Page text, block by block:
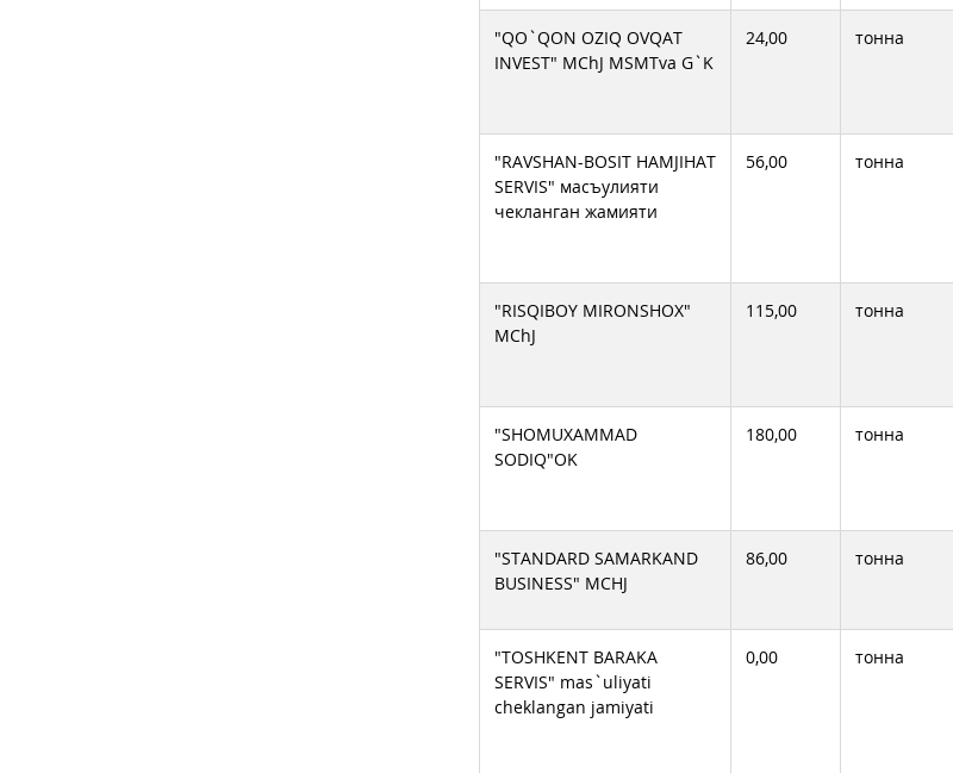
"QO`QON OZIQ OVQAT
INVEST" MChJ MSMTva G`K
24,00 тонна
"RAVSHAN-BOSIT HAMJIHAT
SERVIS" масъулияти
чекланган жамияти
56,00 тонна
"RISQIBOY MIRONSHOX"
MChJ
115,00 тонна
"SHOMUXAMMAD
SODIQ"OK
180,00 тонна
"STANDARD SAMARKAND
BUSINESS" MCHJ
86,00 тонна
"TOSHKENT BARAKA
SERVIS" mas`uliyati
cheklangan jamiyati
0,00 тонна